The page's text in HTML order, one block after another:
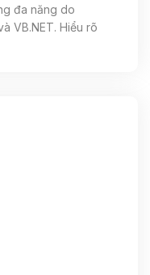
đa năng do
VB.NET. Hiểu rõ